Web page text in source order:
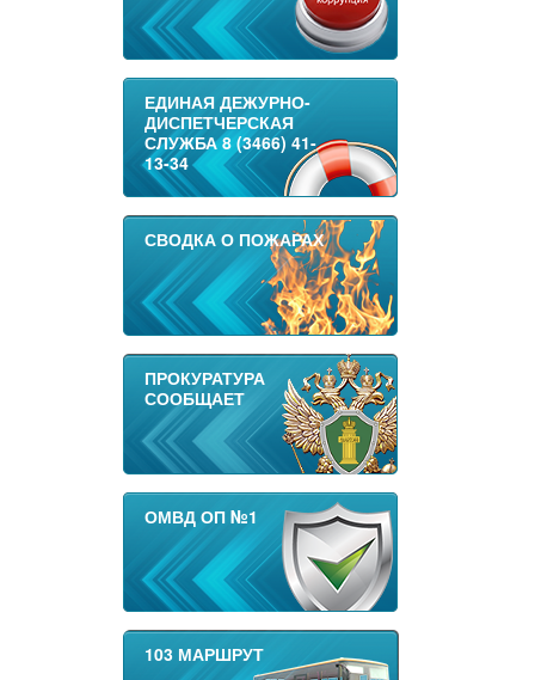
ЕДИНАЯ ДЕЖУРНО-
ДИСПЕТЧЕРСКАЯ
СЛУЖБА 8 (3466) 41-
13-34
СВОДКА О ПОЖАРАХ
ПРОКУРАТУРА
СООБЩАЕТ
ОМВД ОП №1
103 МАРШРУТ